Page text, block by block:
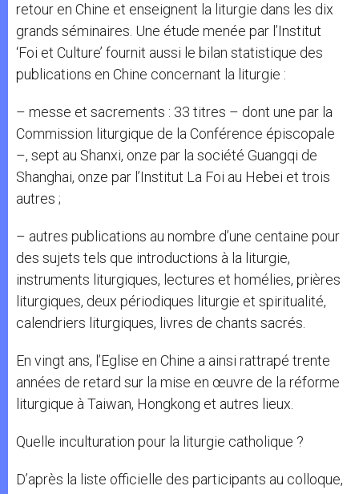
retour en Chine et enseignent la liturgie dans les dix
grands séminaires. Une étude menée par l’Institut
‘Foi et Culture’ fournit aussi le bilan statistique des
publications en Chine concernant la liturgie :
– messe et sacrements : 33 titres – dont une par la
Commission liturgique de la Conférence épiscopale
–, sept au Shanxi, onze par la société Guangqi de
Shanghai, onze par l’Institut La Foi au Hebei et trois
autres ;
– autres publications au nombre d’une centaine pour
des sujets tels que introductions à la liturgie,
instruments liturgiques, lectures et homélies, prières
liturgiques, deux périodiques liturgie et spiritualité,
calendriers liturgiques, livres de chants sacrés.
En vingt ans, l’Eglise en Chine a ainsi rattrapé trente
années de retard sur la mise en œuvre de la réforme
liturgique à Taiwan, Hongkong et autres lieux.
Quelle inculturation pour la liturgie catholique ?
D’après la liste officielle des participants au colloque,